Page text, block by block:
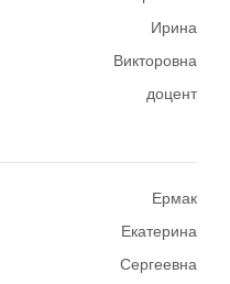
Ирина
Викторовна
доцент
Ермак
Екатерина
Сергеевна